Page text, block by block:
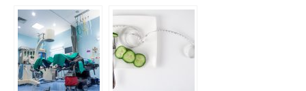
en bonne
santé?
votre stress